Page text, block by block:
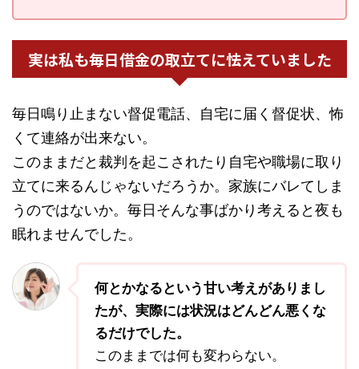
実は私も毎日借金の取立てに怯えていました
毎日鳴り止まない督促電話、自宅に届く督促状、怖
くて連絡が出来ない。
このままだと裁判を起こされたり自宅や職場に取り
立てに来るんじゃないだろうか。家族にバレてしま
うのではないか。毎日そんな事ばかり考えると夜も
眠れませんでした。
何とかなるという甘い考えがありまし
たが、実際には状況はどんどん悪くな
るだけでした。
このままでは何も変わらない。